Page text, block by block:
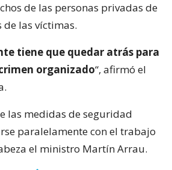
de las personas privadas de
las víctimas.
tiene que quedar atrás para
organizado“, afirmó el
las medidas de seguridad
paralelamente con el trabajo
el ministro Martín Arrau.